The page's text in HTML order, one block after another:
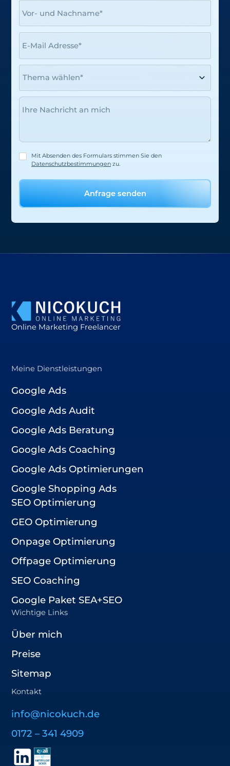
Vor- und Nachname*
E-Mail Adresse*
Ihre Nachricht an mich
Mit Absenden des Formulars stimmen Sie den
Datenschutzbestimmungen zu.
Online Marketing Freelancer
Meine Dienstleistungen
Google Ads
Google Ads Audit
Google Ads Beratung
Google Ads Coaching
Google Ads Optimierungen
Google Shopping Ads
SEO Optimierung
GEO Optimierung
Onpage Optimierung
Offpage Optimierung
SEO Coaching
Google Paket SEA+SEO
Wichtige Links
Über mich
Preise
Sitemap
Kontakt
info@nicokuch.de
0172 – 341 4909